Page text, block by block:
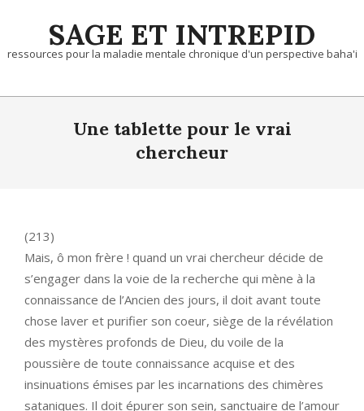
content SAGE ET INTREPID
ressources pour la maladie mentale chronique d'un perspective baha'i
Une tablette pour le vrai
chercheur
(213)
Mais, ô mon frère ! quand un vrai chercheur décide de
s’engager dans la voie de la recherche qui mène à la
connaissance de l’Ancien des jours, il doit avant toute
chose laver et purifier son coeur, siège de la révélation
des mystères profonds de Dieu, du voile de la
poussière de toute connaissance acquise et des
insinuations émises par les incarnations des chimères
sataniques. Il doit épurer son sein, sanctuaire de l’amour